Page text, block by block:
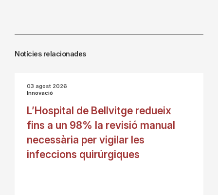
Notícies relacionades
03 agost 2026
Innovació
L’Hospital de Bellvitge redueix
fins a un 98% la revisió manual
necessària per vigilar les
infeccions quirúrgiques